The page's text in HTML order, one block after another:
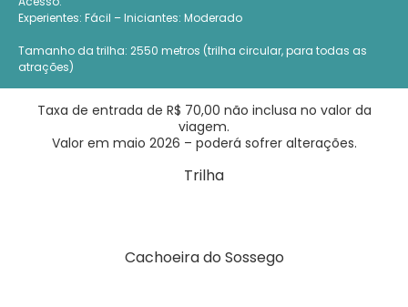
Experientes: Fácil – Iniciantes: Moderado
Tamanho da trilha: 2550 metros (trilha circular, para todas as
atrações)
Taxa de entrada de R$ 70,00 não inclusa no valor da
viagem.
Valor em maio 2026 – poderá sofrer alterações.
Trilha
Cachoeira do Sossego